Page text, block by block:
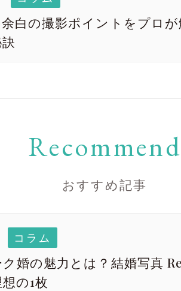
白の撮影ポイントをプロ
Recommend
おすすめ記事
コラム
婚の魅力とは？結婚写真
の1枚